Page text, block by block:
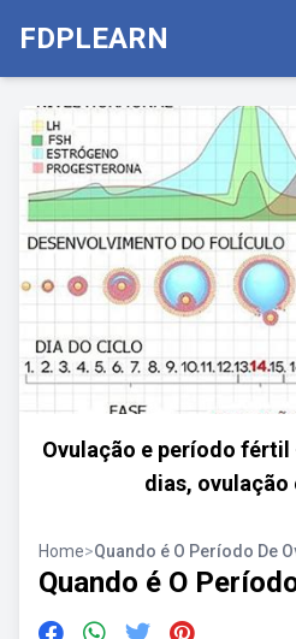
FDPLEARN
Ovulação e período
dias, ovulação
Home>Quando é O Período De
Quando é O